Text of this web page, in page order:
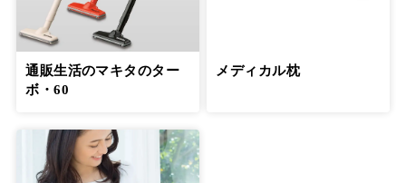
通販生活のマキタのター
ボ・60
メディカル枕